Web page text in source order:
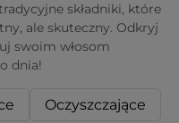
składniki, które
ale skuteczny. Odkryj
swoim włosom
dnia!
Oczyszczające